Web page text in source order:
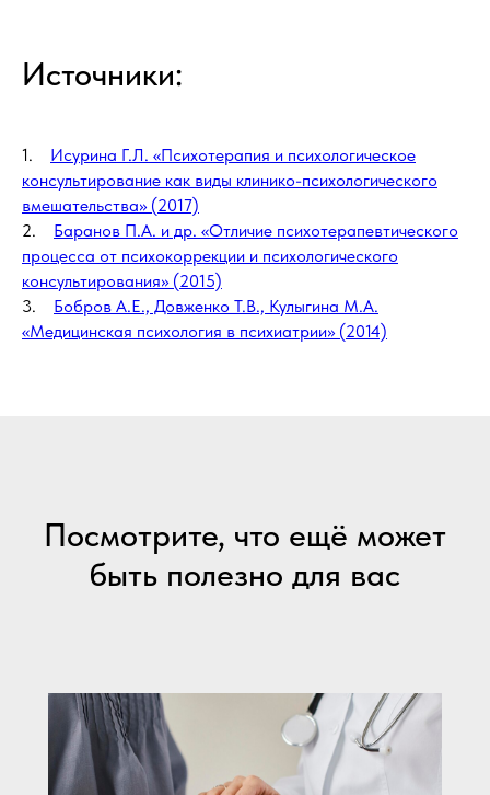
Источники:
1. Исурина Г.Л. «Психотерапия и психологическое
консультирование как виды клинико-психологического
вмешательства» (2017)
2. Баранов П.А. и др. «Отличие психотерапевтического
процесса от психокоррекции и психологического
консультирования» (2015)
3. Бобров А.Е., Довженко Т.В., Кулыгина М.А.
«Медицинская психология в психиатрии» (2014)
Посмотрите, что ещё может
быть полезно для вас